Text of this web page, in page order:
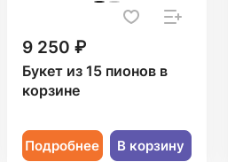
9 250 ₽
Букет из 15 пионов в
корзине
Подробнее В корзину